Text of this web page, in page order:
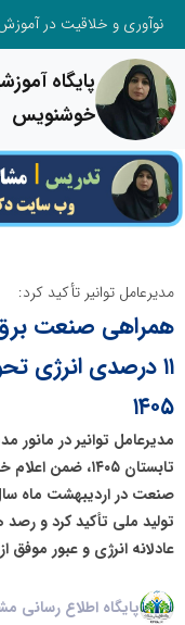
پایگاه
خوشنویس
مدیرعامل توانیر تأکید کرد:
همراهی صنعت برق
۱۱ درصدی انرژی
۱۴۰۵
مدیرعامل توانیر در
صنعت در اردیبهشت ماه
تولید ملی تأکید کرد و
عادلانه انرژی و عبور
پایگاه اطلاع رسانی